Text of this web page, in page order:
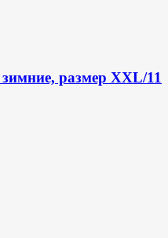
размер XXL/11